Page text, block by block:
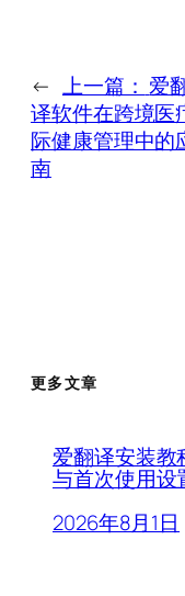
← 上一篇： 爱
译软件在跨境医
际健康管理中的
南
更多文章
爱翻译安装教
与首次使用设
2026年8月1日